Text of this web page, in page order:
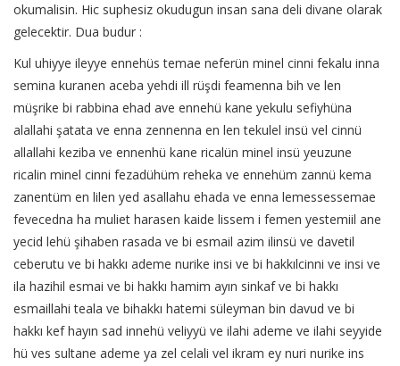
okumalisin. Hic suphesiz okudugun insan sana deli divane olarak
gelecektir. Dua budur :
Kul uhiyye ileyye ennehüs temae neferün minel cinni fekalu inna
semina kuranen aceba yehdi ill rüşdi feamenna bih ve len
müşrike bi rabbina ehad ave ennehü kane yekulu sefiyhüna
alallahi şatata ve enna zennenna en len tekulel insü vel cinnü
allallahi keziba ve ennenhü kane ricalün minel insü yeuzune
ricalin minel cinni fezadühüm reheka ve ennehüm zannü kema
zanentüm en lilen yed asallahu ehada ve enna lemessessemae
fevecedna ha muliet harasen kaide lissem i femen yestemiil ane
yecid lehü şihaben rasada ve bi esmail azim ilinsü ve davetil
ceberutu ve bi hakkı ademe nurike insi ve bi hakkılcinni ve insi ve
ila hazihil esmai ve bi hakkı hamim ayın sinkaf ve bi hakkı
esmaillahi teala ve bihakkı hatemi süleyman bin davud ve bi
hakkı kef hayın sad innehü veliyyü ve ilahi ademe ve ilahi seyyide
hü ves sultane ademe ya zel celali vel ikram ey nuri nurike ins